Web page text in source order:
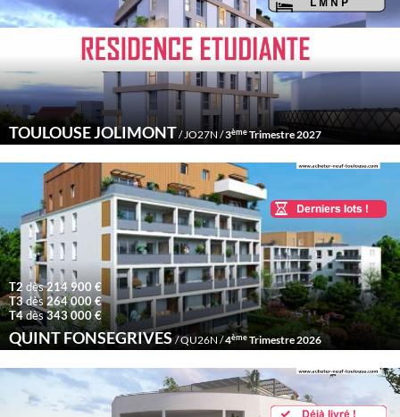
TOULOUSE JOLIMONT/ JO27N /3èmeTrimestre 2027
T2dès214 900 €
T3dès264 000 €
T4dès343 000 €
QUINT FONSEGRIVES/ QU26N /4èmeTrimestre 2026